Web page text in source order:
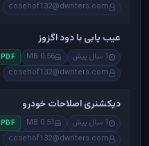
cosehof132@dwriters.com
عیب یابی با دود اگزوز
1 سال پیش 0.56 MB
PDF
cosehof132@dwriters.com
دیکشنری اصلاحات خودرو
1 سال پیش 0.51 MB
PDF
cosehof132@dwriters.com